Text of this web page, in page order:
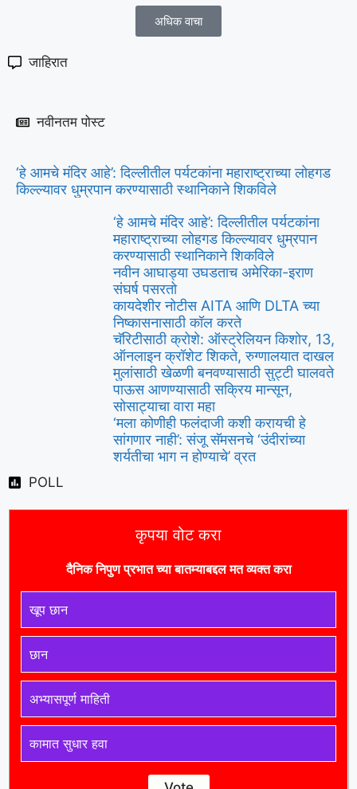
अधिक वाचा
जाहिरात
नवीनतम पोस्ट
‘हे आमचे मंदिर आहे’: दिल्लीतील पर्यटकांना महाराष्ट्राच्या लोहगड
किल्ल्यावर धुम्रपान करण्यासाठी स्थानिकाने शिकविले
‘हे आमचे मंदिर आहे’: दिल्लीतील पर्यटकांना
महाराष्ट्राच्या लोहगड किल्ल्यावर धुम्रपान
करण्यासाठी स्थानिकाने शिकविले
नवीन आघाड्या उघडताच अमेरिका-इराण
संघर्ष पसरतो
कायदेशीर नोटीस AITA आणि DLTA च्या
निष्कासनासाठी कॉल करते
चॅरिटीसाठी क्रोशे: ऑस्ट्रेलियन किशोर, 13,
ऑनलाइन क्रॉशेट शिकते, रुग्णालयात दाखल
मुलांसाठी खेळणी बनवण्यासाठी सुट्टी घालवते
पाऊस आणण्यासाठी सक्रिय मान्सून,
सोसाट्याचा वारा महा
‘मला कोणीही फलंदाजी कशी करायची हे
सांगणार नाही’: संजू सॅमसनचे ‘उंदीरांच्या
शर्यतीचा भाग न होण्याचे’ व्रत
POLL
कृपया वोट करा
दैनिक निपुण प्रभात च्या बातम्याबद्दल मत व्यक्त करा
खूप छान
छान
अभ्यासपूर्ण माहिती
कामात सुधार हवा